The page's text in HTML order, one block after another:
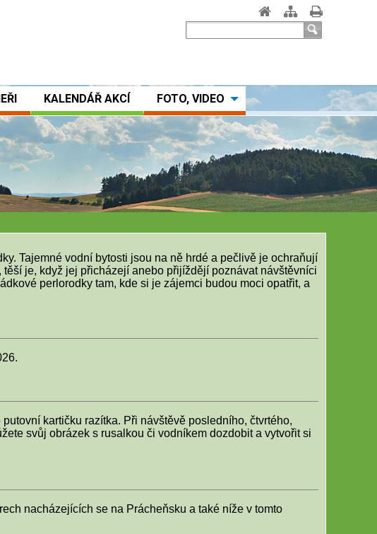
KALENDÁŘ AKCÍ FOTO, VIDEO
Tajemné vodní bytosti jsou na ně hrdé a pečlivě je ochraňují
je, když jej přicházejí anebo přijíždějí poznávat návštěvníci
perlorodky tam, kde si je zájemci budou moci opatřit, a
kartičku razítka. Při návštěvě posledního, čtvrtého,
svůj obrázek s rusalkou či vodníkem dozdobit a vytvořit si
nacházejících se na Prácheňsku a také níže v tomto